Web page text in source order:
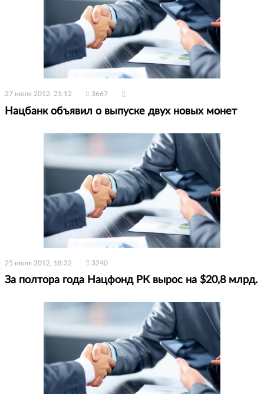
27 июля 2012, 21:12 3667
Нацбанк объявил о выпуске двух новых монет
25 июля 2012, 18:32 3240
За полтора года Нацфонд РК вырос на $20,8 млрд.